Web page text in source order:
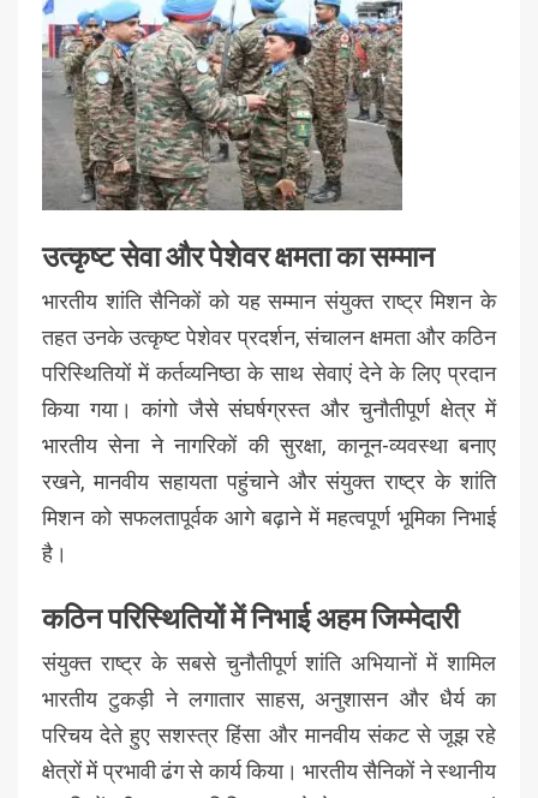
उत्कृष्ट सेवा और पेशेवर क्षमता का सम्मान
भारतीय शांति सैनिकों को यह सम्मान संयुक्त राष्ट्र मिशन के
तहत उनके उत्कृष्ट पेशेवर प्रदर्शन, संचालन क्षमता और कठिन
परिस्थितियों में कर्तव्यनिष्ठा के साथ सेवाएं देने के लिए प्रदान
किया गया। कांगो जैसे संघर्षग्रस्त और चुनौतीपूर्ण क्षेत्र में
भारतीय सेना ने नागरिकों की सुरक्षा, कानून-व्यवस्था बनाए
रखने, मानवीय सहायता पहुंचाने और संयुक्त राष्ट्र के शांति
मिशन को सफलतापूर्वक आगे बढ़ाने में महत्वपूर्ण भूमिका निभाई
है।
कठिन परिस्थितियों में निभाई अहम जिम्मेदारी
संयुक्त राष्ट्र के सबसे चुनौतीपूर्ण शांति अभियानों में शामिल
भारतीय टुकड़ी ने लगातार साहस, अनुशासन और धैर्य का
परिचय देते हुए सशस्त्र हिंसा और मानवीय संकट से जूझ रहे
क्षेत्रों में प्रभावी ढंग से कार्य किया। भारतीय सैनिकों ने स्थानीय